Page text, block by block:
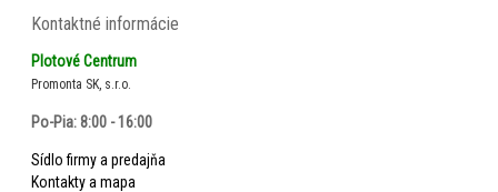
Kontaktné informácie
Plotové Centrum
Promonta SK, s.r.o.
Po-Pia: 8:00 - 16:00
Sídlo firmy a predajňa
Kontakty a mapa